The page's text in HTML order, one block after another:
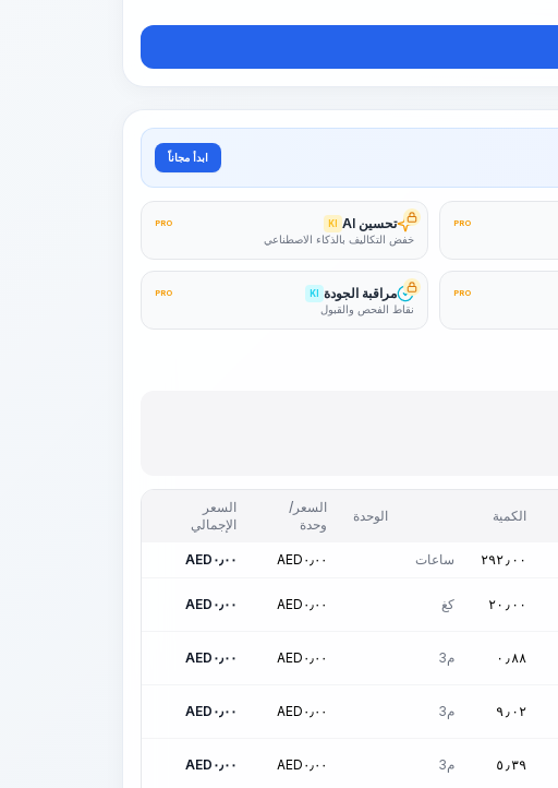
ابدأ مجاناً
PRO تحسين AI KI
PRO
خفض التكاليف بالذكاء الاصطناعي
PRO مراقبة الجودة KI
PRO
نقاط الفحص والقبول
الكمية الوحدة
السعر/
وحدة
السعر
الإجمالي
٢٩٢٫٠٠ ساعات AED ٠٫٠٠ AED ٠٫٠٠
٢٠٫٠٠ كغ AED ٠٫٠٠ AED ٠٫٠٠
٠٫٨٨ م3 AED ٠٫٠٠ AED ٠٫٠٠
٩٫٠٢ م3 AED ٠٫٠٠ AED ٠٫٠٠
٥٫٣٩ م3 AED ٠٫٠٠ AED ٠٫٠٠